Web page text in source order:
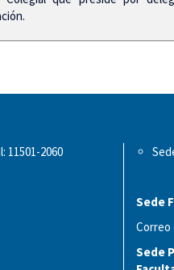
11501-2060
Sede
Correo
Sede